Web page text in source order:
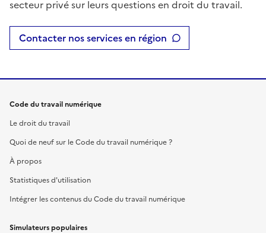
secteur privé sur leurs questions en droit du travail.
Contacter nos services en région
Code du travail numérique
Le droit du travail
Quoi de neuf sur le Code du travail numérique ?
À propos
Statistiques d'utilisation
Intégrer les contenus du Code du travail numérique
Simulateurs populaires